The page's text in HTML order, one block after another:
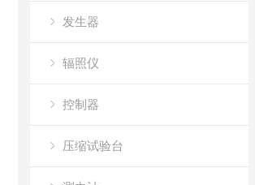
发生器
辐照仪
控制器
压缩试验台